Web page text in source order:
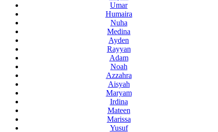
Umar
Humaira
Nuha
Medina
Ayden
Rayyan
Adam
Noah
Azzahra
Aisyah
Maryam
Irdina
Mateen
Marissa
Yusuf